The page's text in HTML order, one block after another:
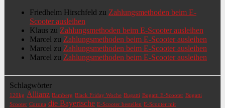
Friedhelm Hirschfeld zu Zahlungsmethoden beim E-
Scooter ausleihen
Klaus zu Zahlungsmethoden beim E-Scooter ausleihen
Marcel zu Zahlungsmethoden beim E-Scooter ausleihen
Marcel zu Zahlungsmethoden beim E-Scooter ausleihen
Marcel zu Zahlungsmethoden beim E-Scooter ausleihen
Schlagwörter
120kg Allianz Bamberg Black Friday Woche Bugatti Bugatti E-Scooter Bugatti
Scooter Corona die Bayerische E-Scooter bestellen E-Scooter mit